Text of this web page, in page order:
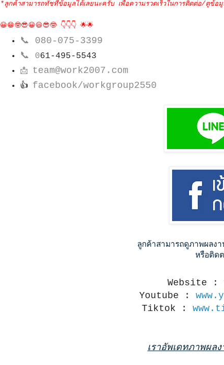
*ลูกค้าสามารถทัชที่ข้อมูลได้เลยนะครับ เพื่อความรวดเร็วในการติดต่อ/ดูข้อมู
😀😁🤓😎😀😃😎🤓 👇👇👇 🌟🌟
📞 080-075-3399
📞
061-495-5543
📩 team@work2007.com
👍 facebook/workgroup2550
ลูกค้าสามารถดูภาพผลงา
หรือติด
Website :
Youtube :
Tiktok :
เราอัพเดทภาพผล